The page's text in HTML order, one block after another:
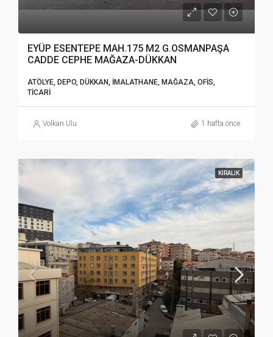
EYÜP ESENTEPE MAH.175 M2 G.OSMANPAŞA
CADDE CEPHE MAĞAZA-DÜKKAN
ATÖLYE, DEPO, DÜKKAN, İMALATHANE, MAĞAZA, OFIS,
TICARI
Volkan Ulu 1 hafta önce
KIRALIK